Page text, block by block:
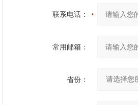
联系电话：
常用邮箱：
省份：